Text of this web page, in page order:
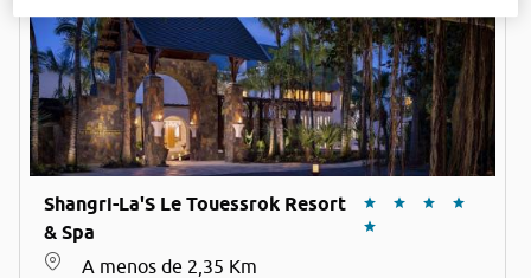
Shangri-La'S Le Touessrok Resort
& Spa
A menos de 2,35 Km